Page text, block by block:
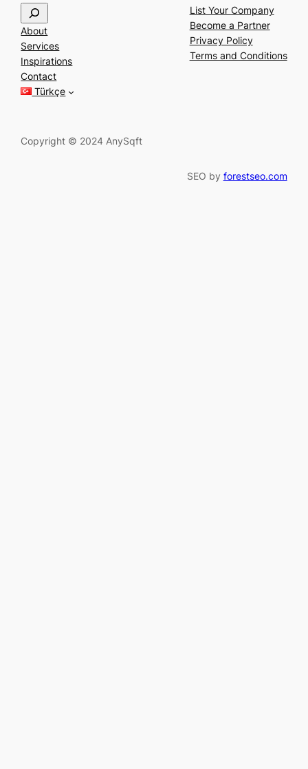
e
a
r
c
h
About
Services
Inspirations
Contact
Türkçe
List Your Company
Become a Partner
Privacy Policy
Terms and Conditions
Copyright © 2024 AnySqft
SEO by forestseo.com